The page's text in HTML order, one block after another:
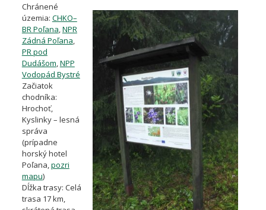
Chránené
územia: CHKO–
BR Poľana,NPR
Zádná Poľana,
PR pod
Dudášom,NPP
Vodopád Bystré
Začiatok
chodníka:
Hrochoť,
Kyslinky – lesná
správa
(prípadne
horský hotel
Poľana,pozri
mapu)
Dĺžka trasy: Celá
trasa 17 km,